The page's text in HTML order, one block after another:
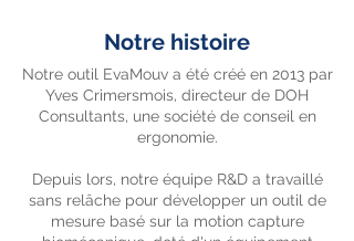
Notre histoire
Notre outil EvaMouv a été créé en 2013 par
Yves Crimersmois, directeur de DOH
Consultants, une société de conseil en
ergonomie.
Depuis lors, notre équipe R&D a travaillé
sans relâche pour développer un outil de
mesure basé sur la motion capture